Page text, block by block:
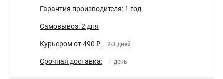
Гарантия производителя: 1 год
Самовывоз: 2 дня
Курьером от 490 ₽ 2-3 дней
Срочная доставка: 1 день